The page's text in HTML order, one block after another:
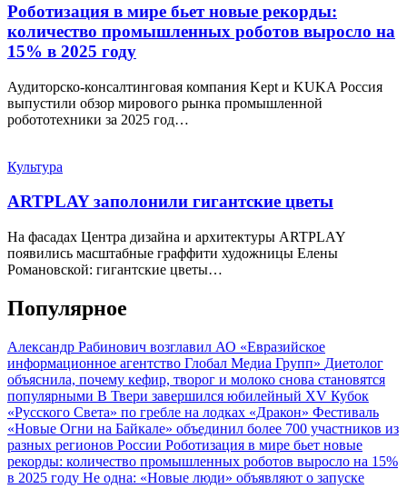
Роботизация в мире бьет новые рекорды:
количество промышленных роботов выросло на
15% в 2025 году
Аудиторско-консалтинговая компания Kept и KUKA Россия
выпустили обзор мирового рынка промышленной
робототехники за 2025 год…
Культура
ARTPLAY заполонили гигантские цветы
На фасадах Центра дизайна и архитектуры ARTPLAY
появились масштабные граффити художницы Елены
Романовской: гигантские цветы…
Популярное
Александр Рабинович возглавил АО «Евразийское
информационное агентство Глобал Медиа Групп» Диетолог
объяснила, почему кефир, творог и молоко снова становятся
популярными В Твери завершился юбилейный XV Кубок
«Русского Света» по гребле на лодках «Дракон» Фестиваль
«Новые Огни на Байкале» объединил более 700 участников из
разных регионов России Роботизация в мире бьет новые
рекорды: количество промышленных роботов выросло на 15%
в 2025 году Не одна: «Новые люди» объявляют о запуске